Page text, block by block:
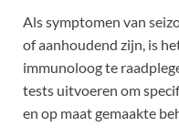
Als symptomen van
of aanhoudend zijn, is
immunoloog te
tests uitvoeren om
en op maat gemaakte